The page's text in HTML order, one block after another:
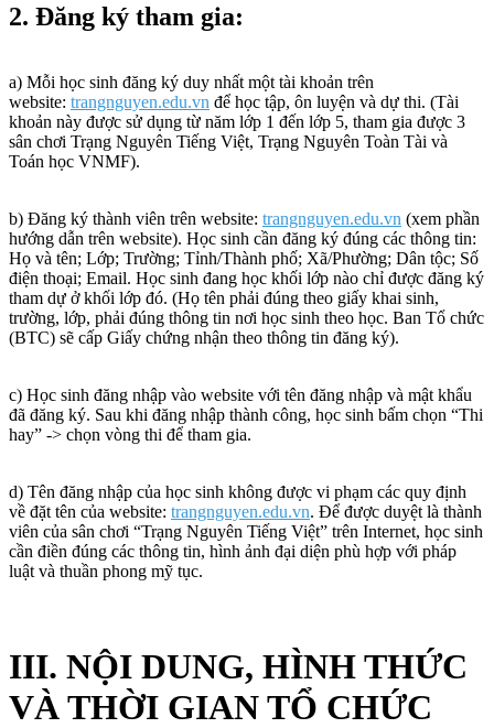
2. Đăng ký tham gia:
a) Mỗi học sinh đăng ký duy nhất một tài khoản trên
website: trangnguyen.edu.vn để học tập, ôn luyện và dự thi. (Tài
khoản này được sử dụng từ năm lớp 1 đến lớp 5, tham gia được 3
sân chơi Trạng Nguyên Tiếng Việt, Trạng Nguyên Toàn Tài và
Toán học VNMF).
b) Đăng ký thành viên trên website: trangnguyen.edu.vn (xem phần
hướng dẫn trên website). Học sinh cần đăng ký đúng các thông tin:
Họ và tên; Lớp; Trường; Tỉnh/Thành phố; Xã/Phường; Dân tộc; Số
điện thoại; Email. Học sinh đang học khối lớp nào chỉ được đăng ký
tham dự ở khối lớp đó. (Họ tên phải đúng theo giấy khai sinh,
trường, lớp, phải đúng thông tin nơi học sinh theo học. Ban Tổ chức
(BTC) sẽ cấp Giấy chứng nhận theo thông tin đăng ký).
c) Học sinh đăng nhập vào website với tên đăng nhập và mật khẩu
đã đăng ký. Sau khi đăng nhập thành công, học sinh bấm chọn “Thi
hay” -> chọn vòng thi để tham gia.
d) Tên đăng nhập của học sinh không được vi phạm các quy định
về đặt tên của website: trangnguyen.edu.vn. Để được duyệt là thành
viên của sân chơi “Trạng Nguyên Tiếng Việt” trên Internet, học sinh
cần điền đúng các thông tin, hình ảnh đại diện phù hợp với pháp
luật và thuần phong mỹ tục.
III. NỘI DUNG, HÌNH THỨC
VÀ THỜI GIAN TỔ CHỨC